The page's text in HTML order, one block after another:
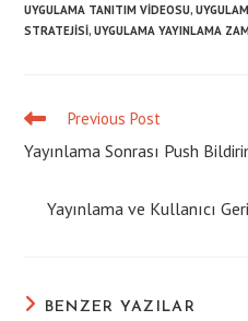
UYGULAMA TANITIM VIDEOSU,
STRATEJISI, UYGULAMA YAYINLAMA
Read
articles
Previous Post
Yayınlama Sonrası Push
Yayınlama ve Kullanıcı
BENZER YAZILAR